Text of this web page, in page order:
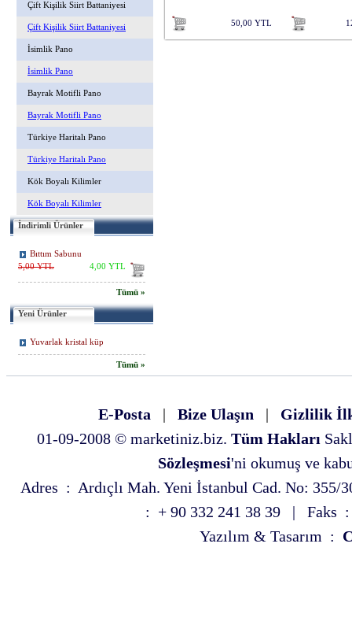
Çift Kişilik Siirt Battaniyesi
Çift Kişilik Siirt Battaniyesi
İsimlik Pano
İsimlik Pano
Bayrak Motifli Pano
Bayrak Motifli Pano
Türkiye Haritalı Pano
Türkiye Haritalı Pano
Kök Boyalı Kilimler
Kök Boyalı Kilimler
İndirimli Ürünler
Bıttım Sabunu
5,00 YTL
4,00 YTL
Tümü »
Yeni Ürünler
Yuvarlak kristal küp
Tümü »
50,00 YTL
E-Posta | Bize Ulaşın | Gizlilik
01-09-2008 © marketiniz.biz. Tüm Hakları
Sözleşmesi'ni okumuş ve
Adres : Ardıçlı Mah. Yeni İstanbul Cad. No:
: + 90 332 241 38 39 | Faks :
Yazılım & Tasarım :